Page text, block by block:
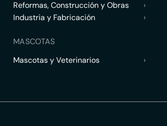
Reformas, Construcción y Obras
›
Industria y Fabricación
›
MASCOTAS
Mascotas y Veterinarios
›